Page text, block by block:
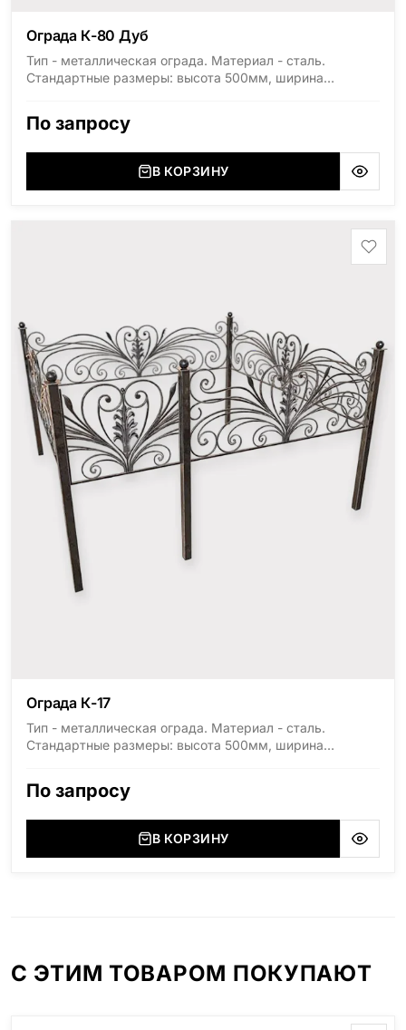
Ограда К-80 Дуб
Тип - металлическая ограда. Материал - сталь.
Стандартные размеры: высота 500мм, ширина
По запросу
В КОРЗИНУ
Ограда К-17
Тип - металлическая ограда. Материал - сталь.
Стандартные размеры: высота 500мм, ширина
По запросу
В КОРЗИНУ
С ЭТИМ ТОВАРОМ ПОКУПАЮТ